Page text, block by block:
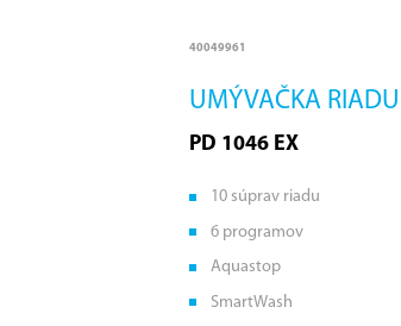
40049961
UMÝVAČKA RIADU
PD 1046 EX
10 súprav riadu
6 programov
Aquastop
SmartWash